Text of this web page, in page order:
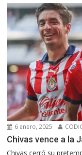
6 enero, 2025
Chivas vence a la
Chivas cerró su